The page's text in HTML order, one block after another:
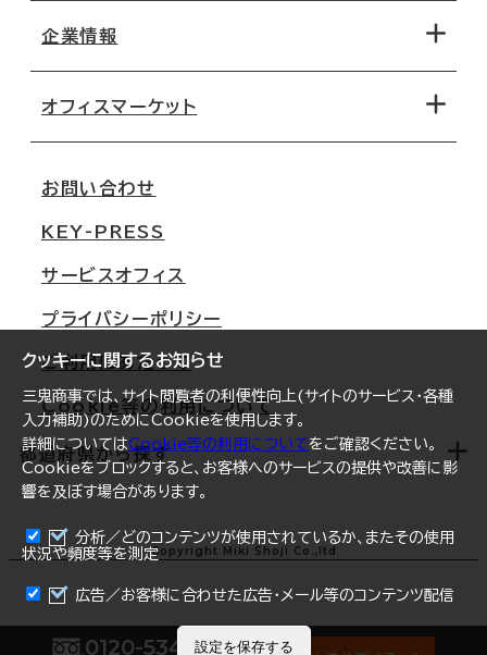
まとめて資料請求
0120-534-011
クッキーに関するお知らせ
三鬼商事では、サイト閲覧者の利便性向上(サイトのサービス・各種
入力補助)のためにCookieを使用します。
詳細についてはCookie等の利用についてをご確認ください。
Cookieをブロックすると、お客様へのサービスの提供や改善に影
響を及ぼす場合があります。
分析／どのコンテンツが使用されているか、またその使用
状況や頻度等を測定
広告／お客様に合わせた広告・メール等のコンテンツ配信
設定を保存する
地図から探す
路線・駅から探す
移転コストシミュレーション
移転スケジュール
オフィス移転Q&A
企業情報
オフィスマーケット
大阪
名古屋
札幌
仙台
横浜
福岡
オフィスリポート
ログイン
お問い合わせ
KEY-PRESS
サービスオフィス
プライバシーポリシー
ご利用にあたって
Cookie等の利用について
都道府県から探す
北海道
青森県
Copyright Miki Shoji Co.,ltd